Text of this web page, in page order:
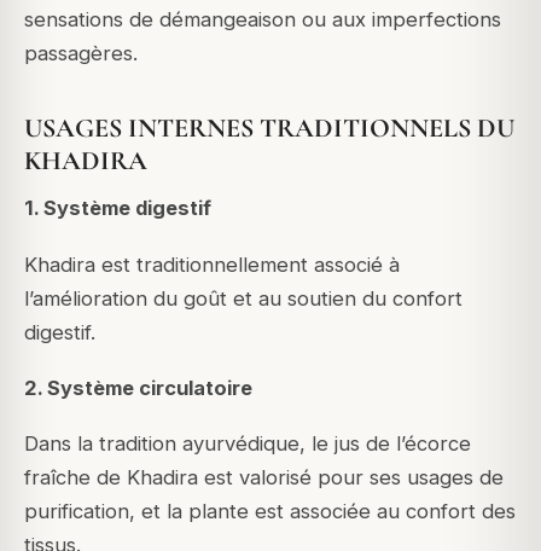
sensations de démangeaison ou aux imperfections
passagères.
USAGES INTERNES TRADITIONNELS DU
KHADIRA
1. Système digestif
Khadira est traditionnellement associé à
l’amélioration du goût et au soutien du confort
digestif.
2. Système circulatoire
Dans la tradition ayurvédique, le jus de l’écorce
fraîche de Khadira est valorisé pour ses usages de
purification, et la plante est associée au confort des
tissus.